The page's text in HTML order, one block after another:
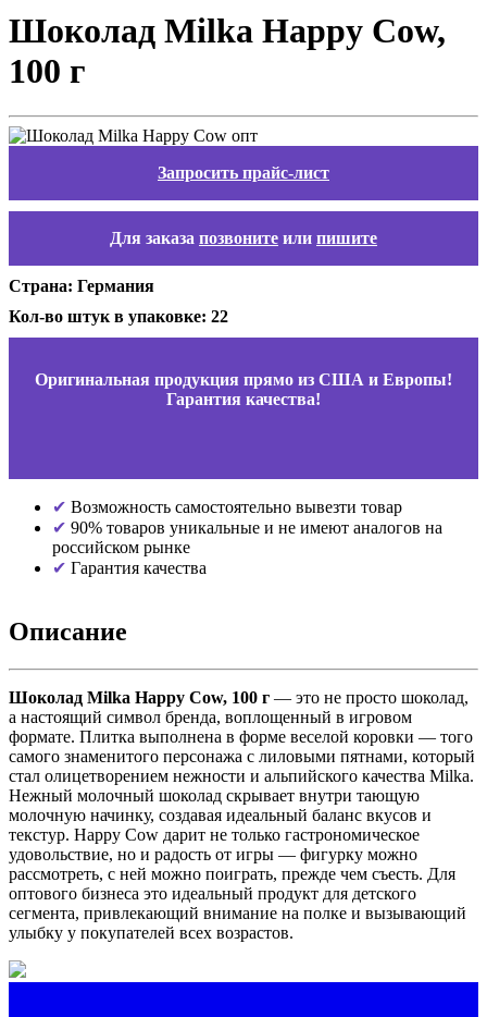
Шоколад Milka Happy Cow,
100 г
Запросить прайс-лист
Для заказа позвоните или пишите
Страна: Германия
Кол-во штук в упаковке: 22
Оригинальная продукция прямо из США и Европы!
Гарантия качества!
Возможность самостоятельно вывезти товар
90% товаров уникальные и не имеют аналогов на
российском рынке
Гарантия качества
Описание
Шоколад Milka Happy Cow, 100 г — это не просто шоколад,
а настоящий символ бренда, воплощенный в игровом
формате. Плитка выполнена в форме веселой коровки — того
самого знаменитого персонажа с лиловыми пятнами, который
стал олицетворением нежности и альпийского качества Milka.
Нежный молочный шоколад скрывает внутри тающую
молочную начинку, создавая идеальный баланс вкусов и
текстур. Happy Cow дарит не только гастрономическое
удовольствие, но и радость от игры — фигурку можно
рассмотреть, с ней можно поиграть, прежде чем съесть. Для
оптового бизнеса это идеальный продукт для детского
сегмента, привлекающий внимание на полке и вызывающий
улыбку у покупателей всех возрастов.